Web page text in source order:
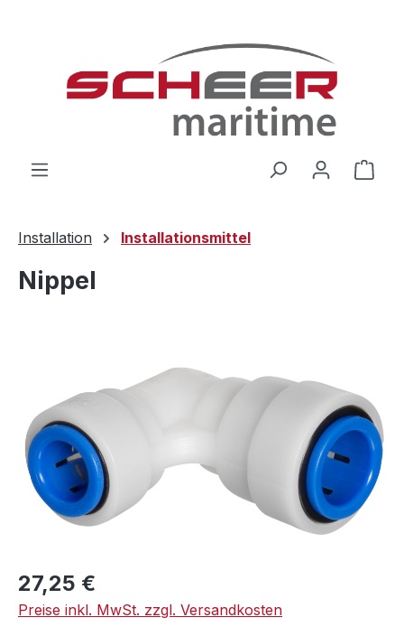
Installation Installationsmittel
Nippel
Regulärer Preis:
27,25 €
Preise inkl. MwSt. zzgl. Versandkosten